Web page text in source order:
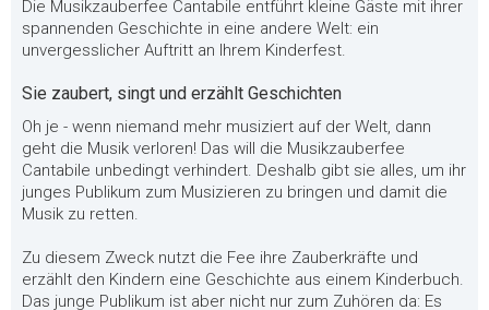
Die Musikzauberfee Cantabile entführt kleine Gäste mit ihrer
spannenden Geschichte in eine andere Welt: ein
unvergesslicher Auftritt an Ihrem Kinderfest.
Sie zaubert, singt und erzählt Geschichten
Oh je - wenn niemand mehr musiziert auf der Welt, dann
geht die Musik verloren! Das will die Musikzauberfee
Cantabile unbedingt verhindert. Deshalb gibt sie alles, um ihr
junges Publikum zum Musizieren zu bringen und damit die
Musik zu retten.
Zu diesem Zweck nutzt die Fee ihre Zauberkräfte und
erzählt den Kindern eine Geschichte aus einem Kinderbuch.
Das junge Publikum ist aber nicht nur zum Zuhören da: Es